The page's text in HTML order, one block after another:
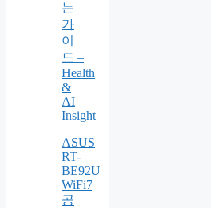
는
가
이
드 –
Health
&
AI
Insight
ASUS
RT-
BE92U
WiFi7
공